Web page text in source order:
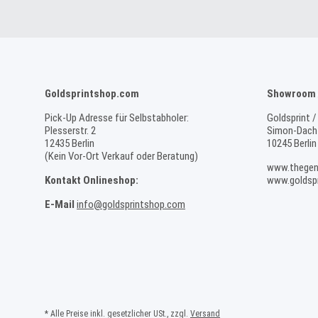
Goldsprintshop.com
Pick-Up Adresse für Selbstabholer:
Plesserstr. 2
12435 Berlin
(Kein Vor-Ort Verkauf oder Beratung)
Kontakt Onlineshop:
E-Mail info@goldsprintshop.com
Goldsprint
Simon-
10245 Berlin
* Alle Preise inkl. gesetzlicher USt., zzgl. Versand